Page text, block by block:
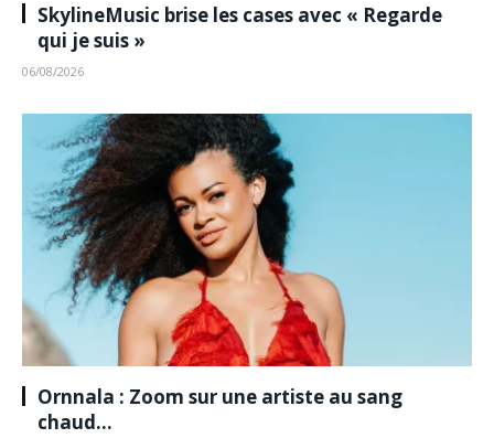
SkylineMusic brise les cases avec « Regarde
qui je suis »
06/08/2026
Ornnala : Zoom sur une artiste au sang
chaud…